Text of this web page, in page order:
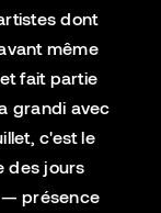
dont
même
fait partie
grandi avec
c'est le
des jours
— présence